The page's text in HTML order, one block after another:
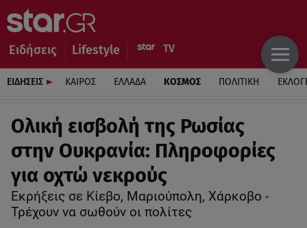
Ειδήσεις Lifestyle
ΕΙΔΗΣΕΙΣ ΚΑΙΡΟΣ ΕΛΛΑΔΑ ΚΟΣΜΟΣ ΠΟΛΙΤΙΚΗ
Oλική εισβολή της Ρωσίας
στην Ουκρανία: Πληροφορίες
για οχτώ νεκρούς
Εκρήξεις σε Κίεβο, Μαριούπολη, Χάρκοβο -
Τρέχουν να σωθούν οι πολίτες